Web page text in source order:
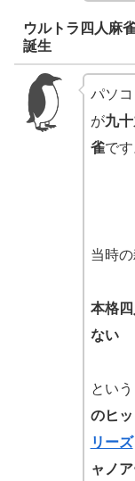
ウルトラ四人麻
誕生
パソ
が九
雀です
当時
本格
ない
とい
のヒ
リーズ
ャノア